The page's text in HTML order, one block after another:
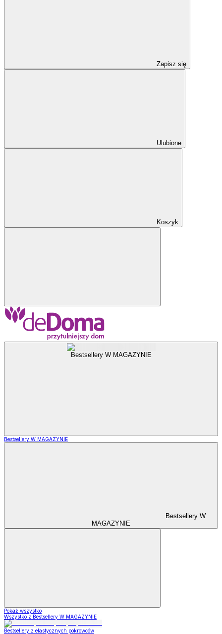
Zapisz się
Ulubione
Koszyk
Bestsellery W MAGAZYNIE
Bestsellery W MAGAZYNIE
Bestsellery W
MAGAZYNIE
Pokaż wszystko
Wszystko z Bestsellery W MAGAZYNIE
Bestsellery z elastycznych pokrowców